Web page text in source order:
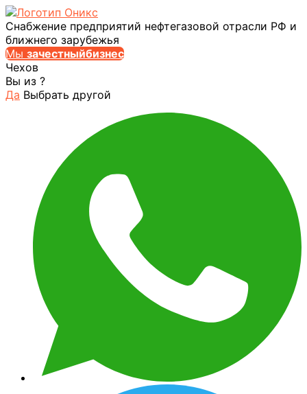
Снабжение предприятий нефтегазовой отрасли РФ и
ближнего зарубежья
Мы зачестныйбизнес
Чехов
Вы из ?
Да Выбрать другой